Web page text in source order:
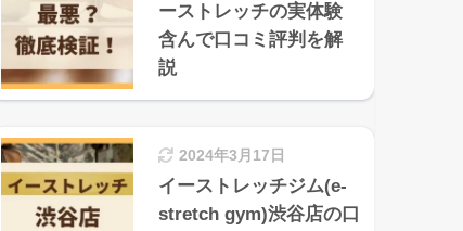
ーストレッチの実体験
含んで口コミ評判を解
説
2024年3月17日
イーストレッチジム(e-
stretch gym)渋谷店の口